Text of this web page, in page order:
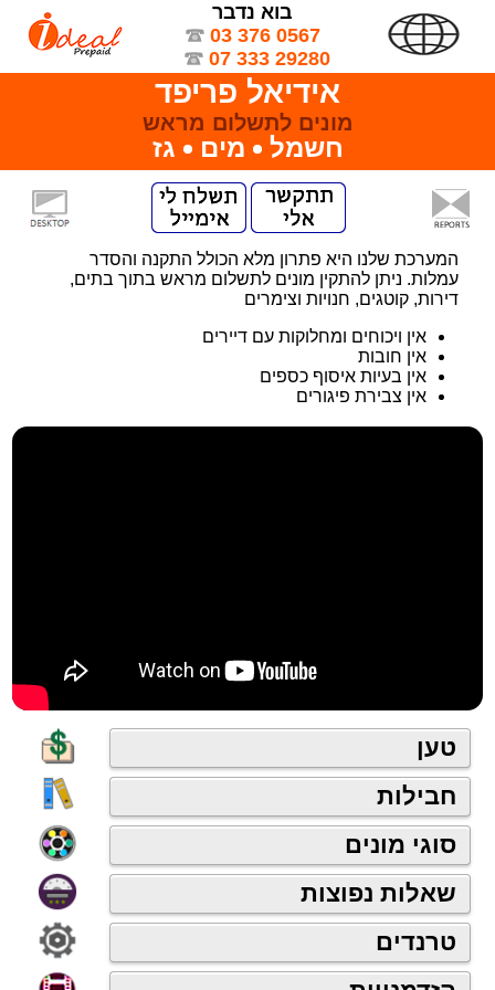
בוא נדבר
03 376 0567
07 333 29280
אידיאל פריפד
מונים לתשלום מראש
חשמל מים גז
המערכת שלנו היא פתרון מלא הכולל התקנה והסדר
עמלות. ניתן להתקין מונים לתשלום מראש בתוך בתים,
דירות, קוטגים, חנויות וצימרים
אין ויכוחים ומחלוקות עם דיירים
אין חובות
אין בעיות איסוף כספים
אין צבירת פיגורים